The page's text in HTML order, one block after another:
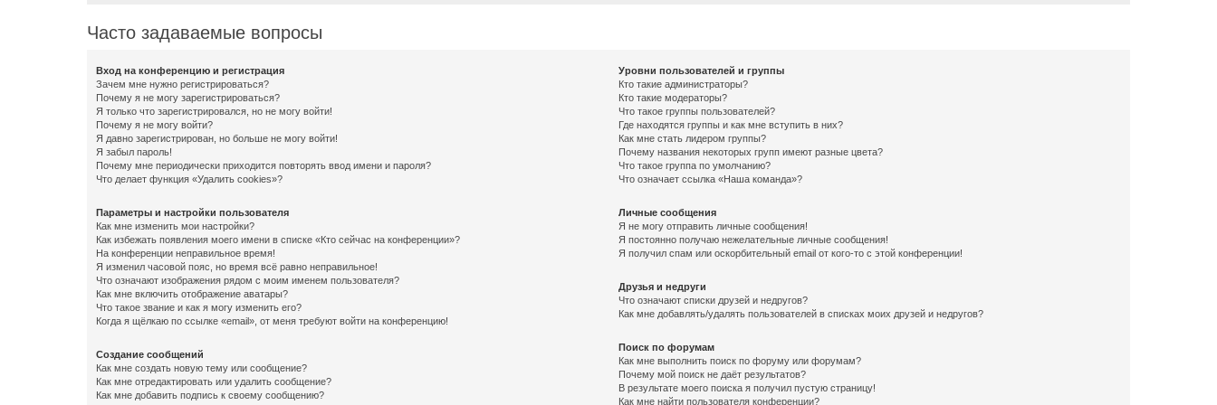
Часто задаваемые вопросы
Вход на конференцию и регистрация
Зачем мне нужно регистрироваться?
Почему я не могу зарегистрироваться?
Я только что зарегистрировался, но не могу войти!
Почему я не могу войти?
Я давно зарегистрирован, но больше не могу войти!
Я забыл пароль!
Почему мне периодически приходится повторять ввод имени и пароля?
Что делает функция «Удалить cookies»?
Параметры и настройки пользователя
Как мне изменить мои настройки?
Как избежать появления моего имени в списке «Кто сейчас на конференции»?
На конференции неправильное время!
Я изменил часовой пояс, но время всё равно неправильное!
Что означают изображения рядом с моим именем пользователя?
Как мне включить отображение аватары?
Что такое звание и как я могу изменить его?
Когда я щёлкаю по ссылке «email», от меня требуют войти на конференцию!
Создание сообщений
Как мне создать новую тему или сообщение?
Как мне отредактировать или удалить сообщение?
Как мне добавить подпись к своему сообщению?
Уровни пользователей и группы
Кто такие администраторы?
Кто такие модераторы?
Что такое группы пользователей?
Где находятся группы и как мне вступить в них?
Как мне стать лидером группы?
Почему названия некоторых групп имеют разные цвета?
Что такое группа по умолчанию?
Что означает ссылка «Наша команда»?
Личные сообщения
Я не могу отправить личные сообщения!
Я постоянно получаю нежелательные личные сообщения!
Я получил спам или оскорбительный email от кого-то с этой конференции!
Друзья и недруги
Что означают списки друзей и недругов?
Как мне добавлять/удалять пользователей в списках моих друзей и недругов?
Поиск по форумам
Как мне выполнить поиск по форуму или форумам?
Почему мой поиск не даёт результатов?
В результате моего поиска я получил пустую страницу!
Как мне найти пользователя конференции?